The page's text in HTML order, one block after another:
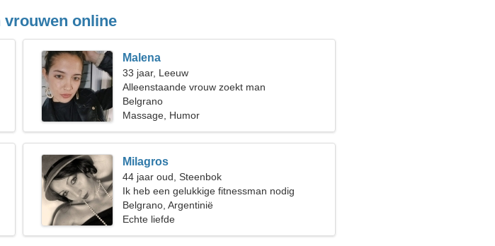
vrouwen online
Malena
33 jaar, Leeuw
Alleenstaande vrouw zoekt man
Belgrano
Massage, Humor
Milagros
44 jaar oud, Steenbok
Ik heb een gelukkige fitnessman nodig
Belgrano, Argentinië
Echte liefde